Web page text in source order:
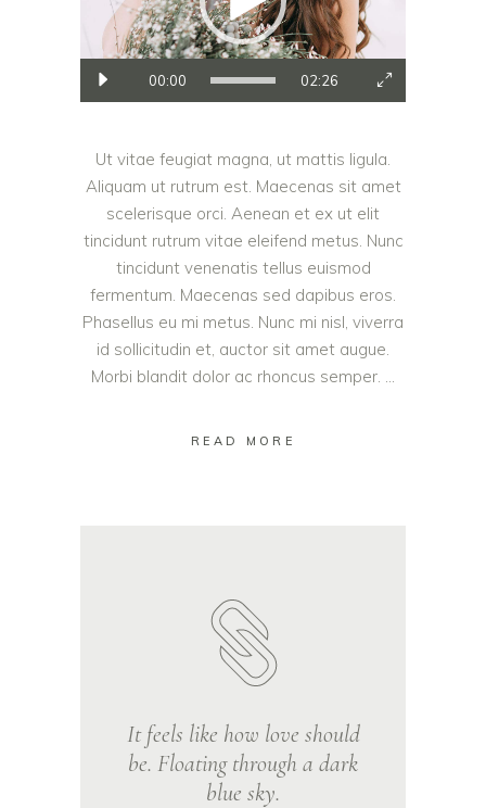
00:00 02:26
Ut vitae feugiat magna, ut mattis ligula.
Aliquam ut rutrum est. Maecenas sit amet
scelerisque orci. Aenean et ex ut elit
tincidunt rutrum vitae eleifend metus. Nunc
tincidunt venenatis tellus euismod
fermentum. Maecenas sed dapibus eros.
Phasellus eu mi metus. Nunc mi nisl, viverra
id sollicitudin et, auctor sit amet augue.
Morbi blandit dolor ac rhoncus semper.
READ MORE
It feels like how love should
be. Floating through a dark
blue sky.